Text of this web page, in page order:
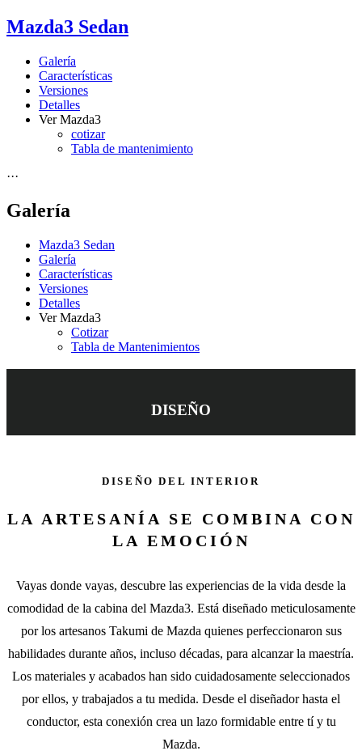
Mazda3 Sedan
Galería
Características
Versiones
Detalles
Ver Mazda3
cotizar
Tabla de mantenimiento
···
Galería
Mazda3 Sedan
Galería
Características
Versiones
Detalles
Ver Mazda3
Cotizar
Tabla de Mantenimientos
DISEÑO
DISEÑO DEL INTERIOR
LA ARTESANÍA SE COMBINA CON
LA EMOCIÓN
Vayas donde vayas, descubre las experiencias de la vida desde la
comodidad de la cabina del Mazda3. Está diseñado meticulosamente
por los artesanos Takumi de Mazda quienes perfeccionaron sus
habilidades durante años, incluso décadas, para alcanzar la maestría.
Los materiales y acabados han sido cuidadosamente seleccionados
por ellos, y trabajados a tu medida. Desde el diseñador hasta el
conductor, esta conexión crea un lazo formidable entre tí y tu
Mazda.